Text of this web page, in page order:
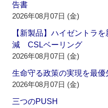
告書
2026年08月07日 (金)
【新製品】ハイゼントラ
減 CSLベーリング
2026年08月07日 (金)
生命守る政策の実現を最優
2026年08月07日 (金)
三つのPUSH